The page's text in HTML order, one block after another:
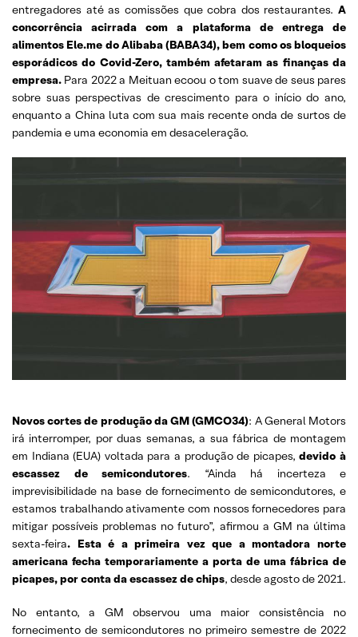
entregadores até as comissões que cobra dos restaurantes. A
concorrência acirrada com a plataforma de entrega de
alimentos Ele.me do Alibaba (BABA34), bem como os bloqueios
esporádicos do Covid-Zero, também afetaram as finanças da
empresa. Para 2022 a Meituan ecoou o tom suave de seus pares
sobre suas perspectivas de crescimento para o início do ano,
enquanto a China luta com sua mais recente onda de surtos de
pandemia e uma economia em desaceleração.
Novos cortes de produção daGM (GMCO34): A General Motors
irá interromper, por duas semanas, a sua fábrica de montagem
em Indiana (EUA) voltada para a produção de picapes,devido à
escassez de semicondutores. “Ainda há incerteza e
imprevisibilidade na base de fornecimento de semicondutores, e
estamos trabalhando ativamente com nossos fornecedores para
mitigar possíveis problemas no futuro”, afirmou a GM na última
sexta-feira. Esta é a primeira vez que a montadora norte
americana fecha temporariamente a porta de uma fábrica de
picapes, por conta da escassez de chips, desde agosto de 2021.
No entanto, a GM observou uma maior consistência no
fornecimento de semicondutores no primeiro semestre de 2022